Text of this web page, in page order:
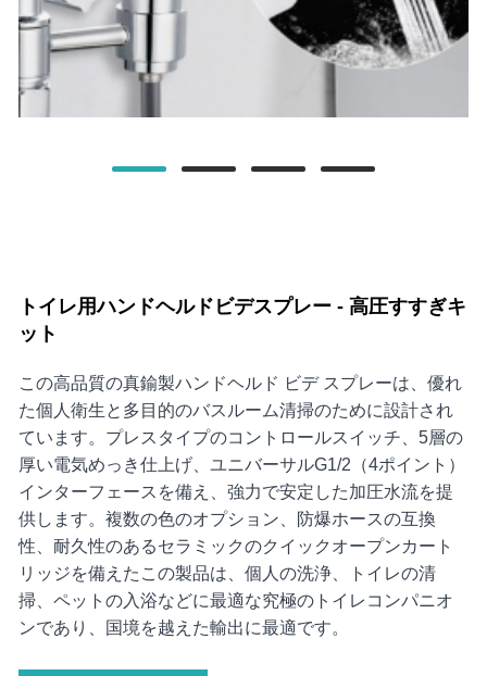
トイレ用ハンドヘルドビデスプレー - 高圧すすぎキ
ット
この高品質の真鍮製ハンドヘルド ビデ スプレーは、優れ
た個人衛生と多目的のバスルーム清掃のために設計され
ています。プレスタイプのコントロールスイッチ、5層の
厚い電気めっき仕上げ、ユニバーサルG1/2（4ポイント）
インターフェースを備え、強力で安定した加圧水流を提
供します。複数の色のオプション、防爆ホースの互換
性、耐久性のあるセラミックのクイックオープンカート
リッジを備えたこの製品は、個人の洗浄、トイレの清
掃、ペットの入浴などに最適な究極のトイレコンパニオ
ンであり、国境を越えた輸出に最適です。